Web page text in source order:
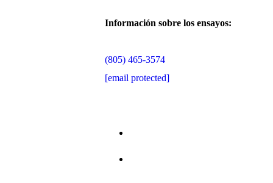
Información sobre los ensayos:
(805) 465-3574
[email protected]